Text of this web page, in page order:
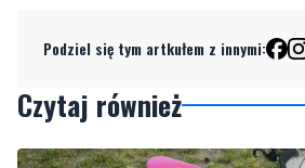
Podziel się tym artkułem z innymi:
Czytaj również